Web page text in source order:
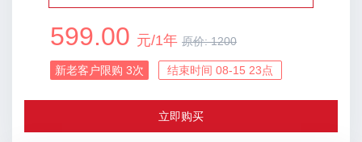
599.00 元/1年 原价:1200
新老客户限购 3次 结束时间 08-15 23点
立即购买